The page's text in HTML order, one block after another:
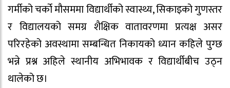
गर्मीको चर्को मौसममा विद्यार्थीको स्वास्थ्य, सिकाइको गुणस्तर
र विद्यालयको समग्र शैक्षिक वातावरणमा प्रत्यक्ष असर
परिरहेको अवस्थामा सम्बन्धित निकायको ध्यान कहिले पुग्छ
भन्ने प्रश्न अहिले स्थानीय अभिभावक र विद्यार्थीबीच उठ्न
थालेको छ।